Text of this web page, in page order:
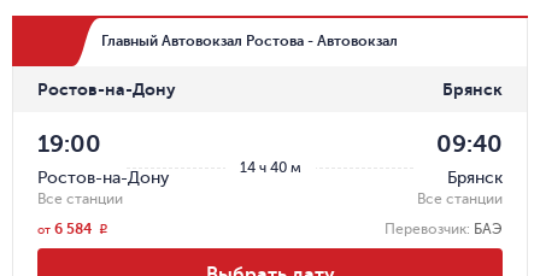
Главный Автовокзал Ростова - Автовокзал
Ростов-на-Дону Брянск
14 ч 40 м
19:00
Ростов-на-Дону
Все станции
09:40
Брянск
Все станции
Перевозчик: БАЭ
от 6 584 r